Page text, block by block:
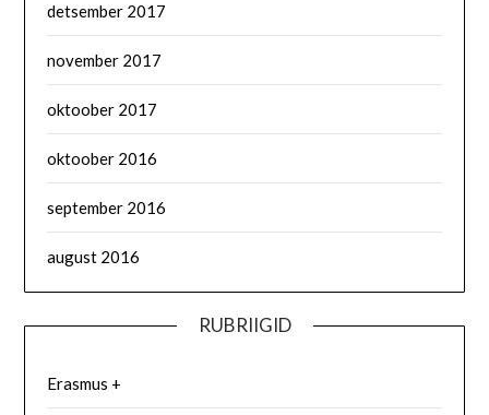
detsember 2017
november 2017
oktoober 2017
oktoober 2016
september 2016
august 2016
RUBRIIGID
Erasmus +